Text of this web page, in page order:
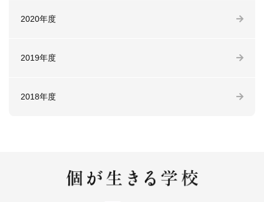
2020年度
2019年度
2018年度